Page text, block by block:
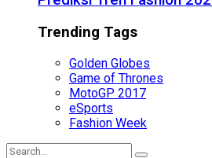
Trending Tags
Golden Globes
Game of Thrones
MotoGP 2017
eSports
Fashion Week